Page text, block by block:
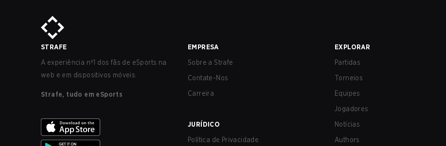
STRAFE
A experiência nº1 dos fãs de eSports na
web e em dispositivos móveis.
Strafe, tudo em eSports
EMPRESA
Sobre a Strafe
Contate-Nos
Carreira
JURÍDICO
Política de Privacidade
EXPLORAR
Partidas
Torneios
Equipes
Jogadores
Notícias
Authors